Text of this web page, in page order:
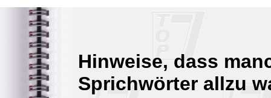
Hinweise, dass
Sprichwörter allzu